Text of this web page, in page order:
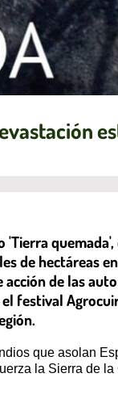
de hectáreas
de las
festival
que asolan
la Sierra de